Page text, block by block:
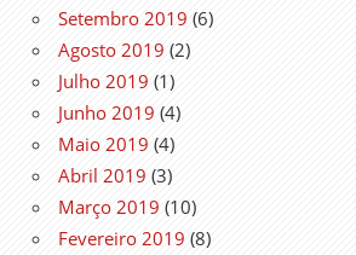
Setembro 2019 (6)
Agosto 2019 (2)
Julho 2019 (1)
Junho 2019 (4)
Maio 2019 (4)
Abril 2019 (3)
Março 2019 (10)
Fevereiro 2019 (8)